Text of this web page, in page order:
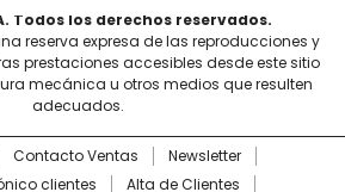
Todos los derechos reservados.
reserva expresa de las reproducciones y
prestaciones accesibles desde este sitio
mecánica u otros medios que resulten
adecuados.
Contacto Ventas
Newsletter
clientes
Alta de Clientes